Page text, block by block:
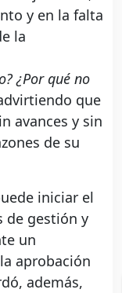
y en la falta
la
¿Por qué no
que
avances y sin
de su
iniciar el
de gestión y
un
aprobación
además,